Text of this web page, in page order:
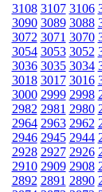
3108 3107 3106
3090 3089 3088
3072 3071 3070
3054 3053 3052
3036 3035 3034
3018 3017 3016
3000 2999 2998
2982 2981 2980
2964 2963 2962
2946 2945 2944
2928 2927 2926
2910 2909 2908
2892 2891 2890